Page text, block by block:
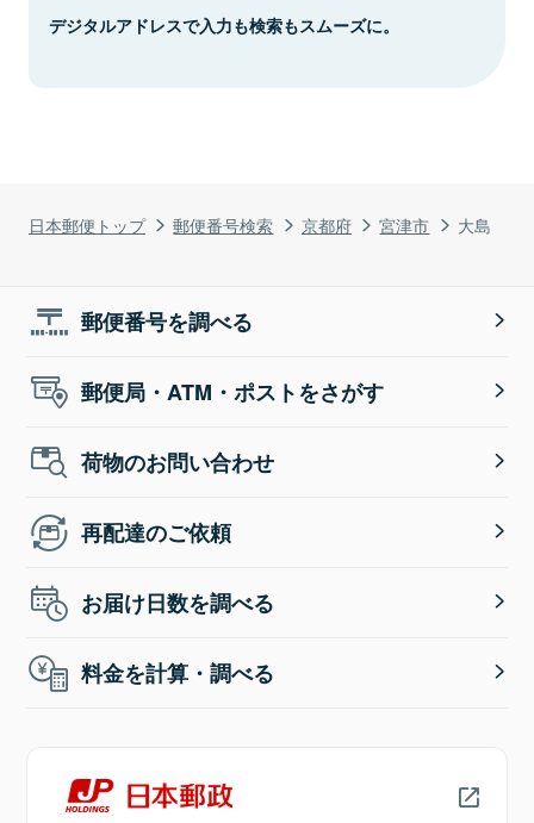
日本郵便トップ 郵便番号検索 京都府 宮津市 大島
デジタルアドレスで入力も検索もスムーズに。
郵便番号を調べる
郵便局・ATM・ポストをさがす
荷物のお問い合わせ
再配達のご依頼
お届け日数を調べる
料金を計算・調べる